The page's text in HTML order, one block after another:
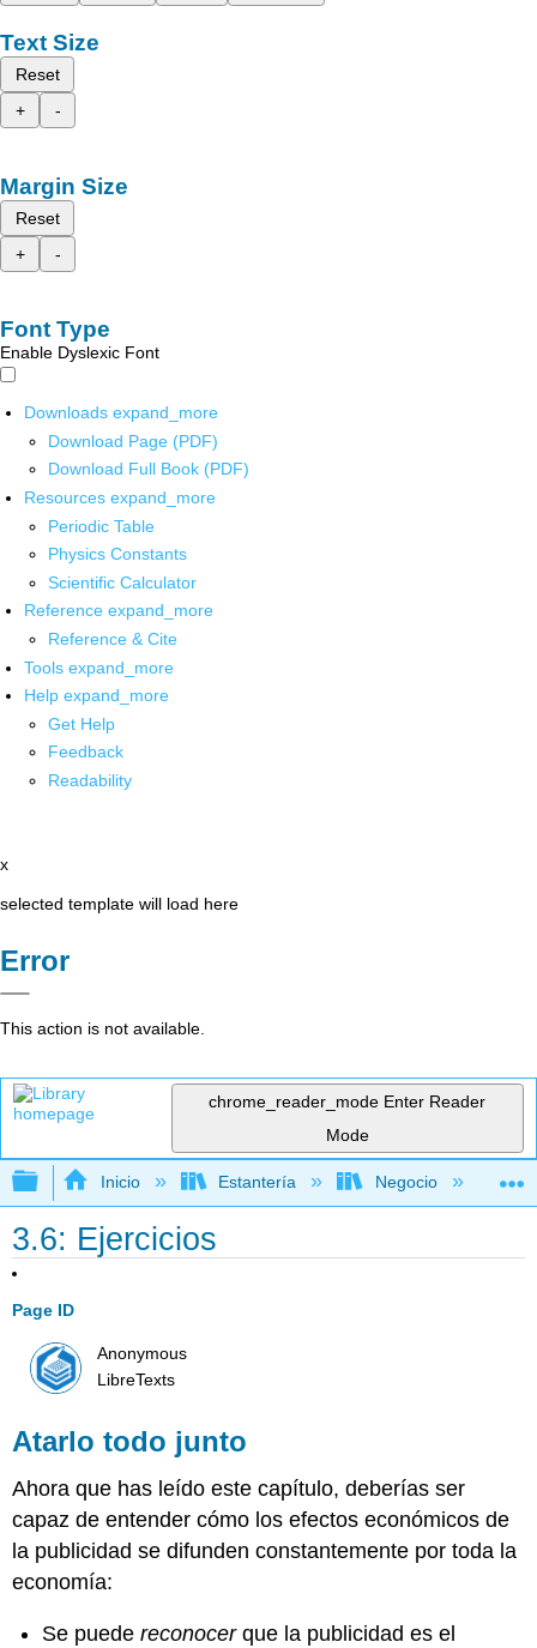
Text Size
Reset
+
-
Margin Size
Reset
+
-
Font Type
Enable Dyslexic Font
Downloads expand_more
Download Page (PDF)
Download Full Book (PDF)
Resources expand_more
Periodic Table
Physics Constants
Scientific Calculator
Reference expand_more
Reference & Cite
Tools expand_more
Help expand_more
Get Help
Feedback
Readability
x
selected template will load here
Error
This action is not available.
chrome_reader_mode Enter Reader
Mode
Expandir/contraer jerarquía global
Inicio Estantería Negocio
3.6: Ejercicios
Page ID
Anonymous
LibreTexts
Atarlo todo junto
Ahora que has leído este capítulo, deberías ser
capaz de entender cómo los efectos económicos de
la publicidad se difunden constantemente por toda la
economía:
Se puedereconocerque la publicidad es el